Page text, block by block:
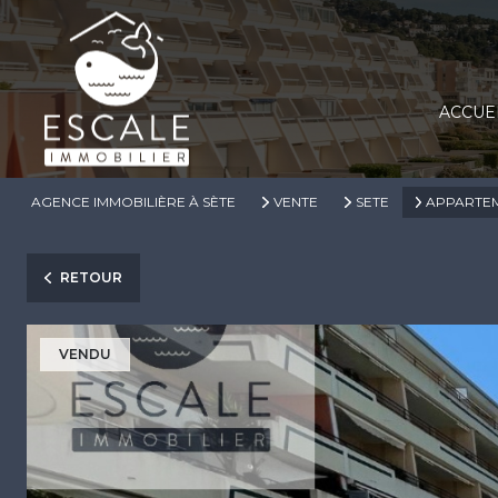
AGENCE IMMOBILIÈRE À SÈTE VENTE SETE
RETOUR
VENDU